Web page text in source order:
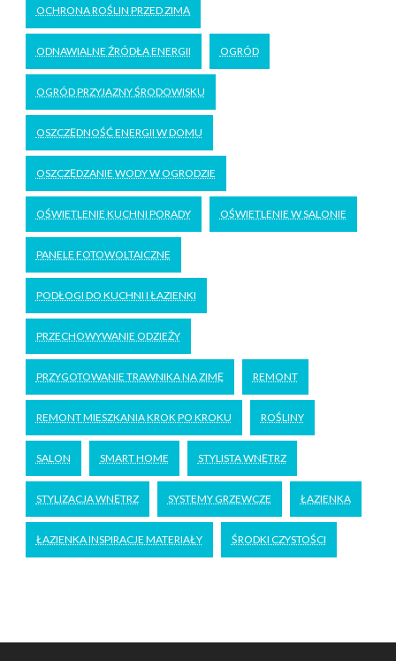
OCHRONA ROŚLIN PRZED ZIMĄ
ODNAWIALNE ŹRÓDŁA ENERGII OGRÓD
OGRÓD PRZYJAZNY ŚRODOWISKU
OSZCZĘDNOŚĆ ENERGII W DOMU
OSZCZĘDZANIE WODY W OGRODZIE
OŚWIETLENIE KUCHNI PORADY OŚWIETLENIE W SALONIE
PANELE FOTOWOLTAICZNE
PODŁOGI DO KUCHNI I ŁAZIENKI
PRZECHOWYWANIE ODZIEŻY
PRZYGOTOWANIE TRAWNIKA NA ZIMĘ REMONT
REMONT MIESZKANIA KROK PO KROKU ROŚLINY
SALON SMART HOME STYLISTA WNĘTRZ
STYLIZACJA WNĘTRZ SYSTEMY GRZEWCZE ŁAZIENKA
ŁAZIENKA INSPIRACJE MATERIAŁY ŚRODKI CZYSTOŚCI